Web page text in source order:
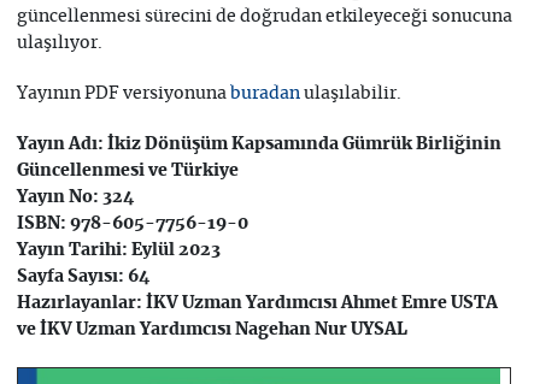
güncellenmesi sürecini de doğrudan etkileyeceği sonucuna
ulaşılıyor.
Yayının PDF versiyonuna buradanulaşılabilir.
Yayın Adı: İkiz Dönüşüm Kapsamında Gümrük Birliğinin
Güncellenmesi ve Türkiye
Yayın No: 324
ISBN: 978-605-7756-19-0
Yayın Tarihi: Eylül 2023
Sayfa Sayısı: 64
Hazırlayanlar: İKV Uzman Yardımcısı Ahmet Emre USTA
ve İKV Uzman Yardımcısı Nagehan Nur UYSAL